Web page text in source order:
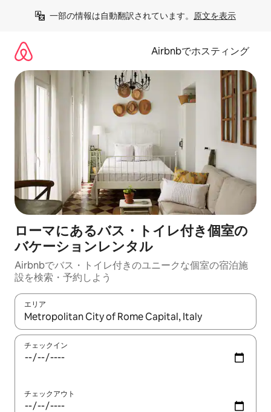
一部の情報は自動翻訳されています。 原文を表示
Airbnbでホスティング
ローマにあるバス・トイレ付き個室の
バケーションレンタル
Airbnbでバス・トイレ付きのユニークな個室の宿泊施
設を検索・予約しよう
エリア
検索結果が表示されたら、上下の矢印キーを使って移動するか
チェックイン
チェックアウト